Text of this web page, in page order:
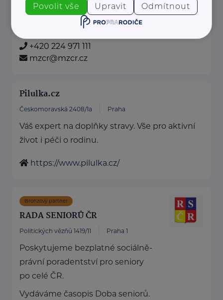
Ministerstvo zdravotnictví ČR
Palackého náměstí 375/4 Praha 2
+420 224 971 111
mzcr@mzcr.cz
Pilulka.cz
Českomoravská 2408/1a Praha
Váš expert na doplňky stravy. Vše pro aktivní
život i péči o rodinu.
https://www.pilulka.cz/
Bronzový partner
RADA SENIORŮ ČR
Politických vězňů 1419/11 Praha 1
Poskytujeme bezplatné sociálně-
právní poradentství pro seniory
po celé ČR.
Vydáváme časopis Doba seniorů.
Povolit vše Upravit Odmítnout